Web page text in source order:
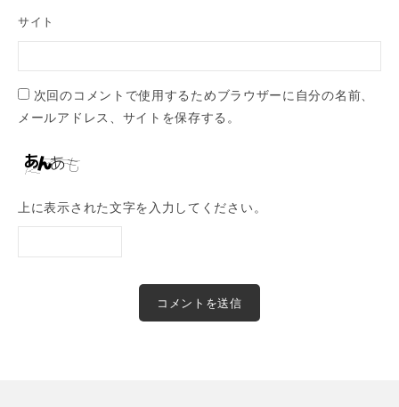
サイト
次回のコメントで使用するためブラウザーに自分の名前、
メールアドレス、サイトを保存する。
上に表示された文字を入力してください。